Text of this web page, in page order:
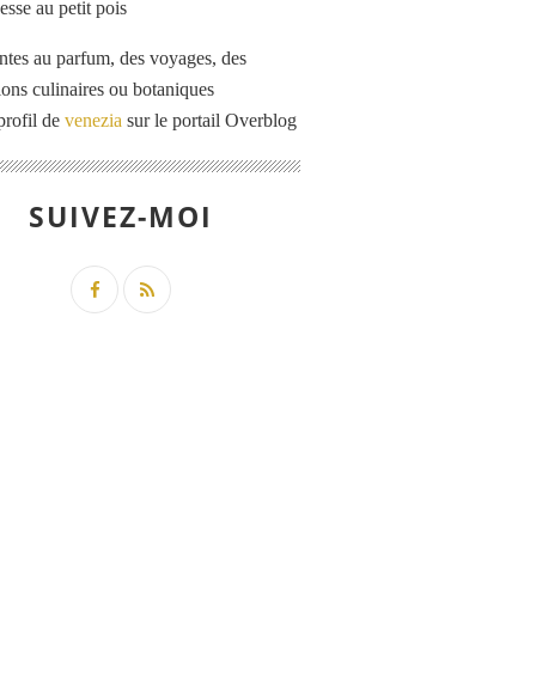
au parfum, des voyages, des
culinaires ou botaniques
de venezia sur le portail Overblog
SUIVEZ-MOI